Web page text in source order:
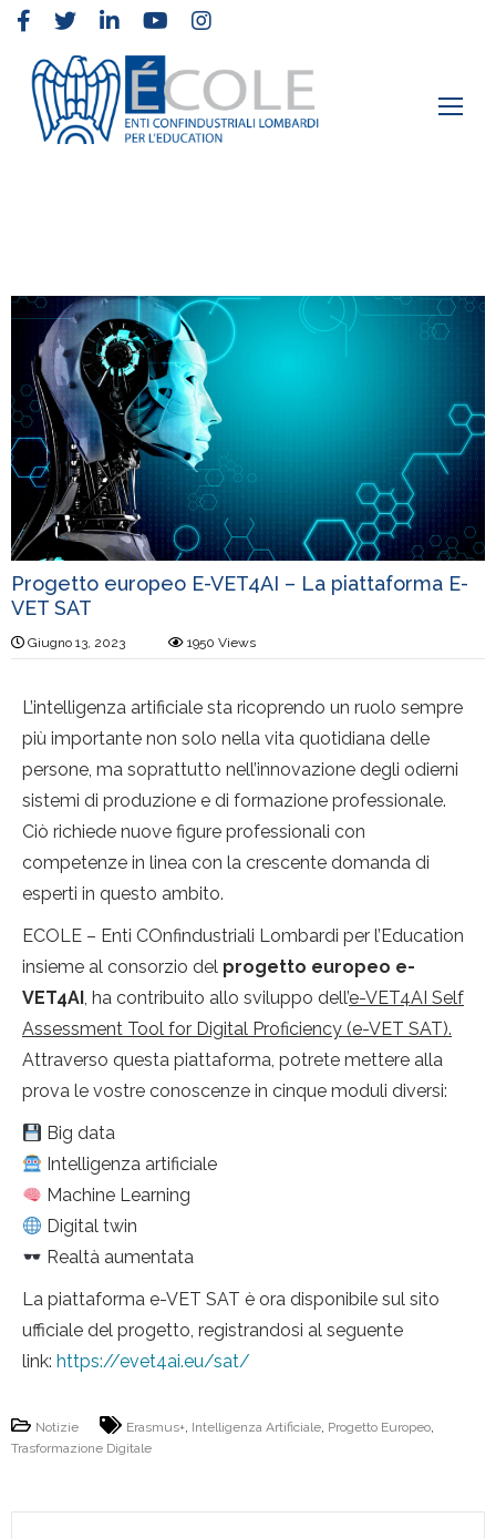
Elementor #2› Notizie›Progetto europeo E-VET4AI – La piattaforma
E-VET SAT
Progetto europeo E-VET4AI – La piattaforma E-
VET SAT
Giugno 13, 2023 1950 Views
L’intelligenza artificiale sta ricoprendo un ruolo sempre
più importante non solo nella vita quotidiana delle
persone, ma soprattutto nell’innovazione degli odierni
sistemi di produzione e di formazione professionale.
Ciò richiede nuove figure professionali con
competenze in linea con la crescente domanda di
esperti in questo ambito.
ECOLE – Enti COnfindustriali Lombardi per l’Education
insieme al consorzio del progetto europeo e-
VET4AI, ha contribuito allo sviluppo dell’e-VET4AI Self
Assessment Tool for Digital Proficiency (e-VET SAT).
Attraverso questa piattaforma, potrete mettere alla
prova le vostre conoscenze in cinque moduli diversi:
Big data
Intelligenza artificiale
Machine Learning
Digital twin
Realtà aumentata
La piattaforma e-VET SAT è ora disponibile sul sito
ufficiale del progetto, registrandosi al seguente
link: https://evet4ai.eu/sat/
Notizie Erasmus+, Intelligenza Artificiale, Progetto Europeo,
Trasformazione Digitale